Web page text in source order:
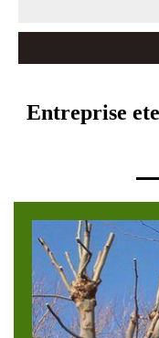
Entreprise